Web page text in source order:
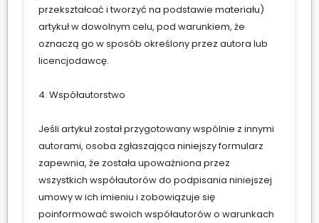
przekształcać i tworzyć na podstawie materiału)
artykuł w dowolnym celu, pod warunkiem, że
oznaczą go w sposób określony przez autora lub
licencjodawcę.
4. Współautorstwo
Jeśli artykuł został przygotowany wspólnie z innymi
autorami, osoba zgłaszająca niniejszy formularz
zapewnia, że została upoważniona przez
wszystkich współautorów do podpisania niniejszej
umowy w ich imieniu i zobowiązuje się
poinformować swoich współautorów o warunkach